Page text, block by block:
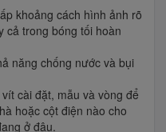
khoảng cách hình ảnh rõ
cả trong bóng tối hoàn
năng chống nước và bụi
cài đặt, mẫu và vòng để
hoặc cột điện nào cho
ở đâu.